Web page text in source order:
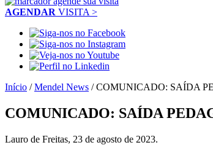
AGENDAR VISITA >
Início /Mendel News /COMUNICADO: SAÍDA
COMUNICADO: SAÍDA
Lauro de Freitas, 23 de agosto de 2023.